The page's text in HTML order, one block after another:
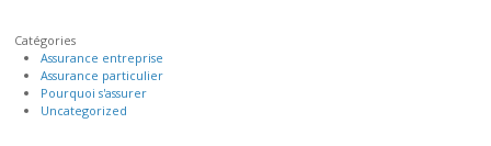
Catégories
Assurance entreprise
Assurance particulier
Pourquoi s'assurer
Uncategorized